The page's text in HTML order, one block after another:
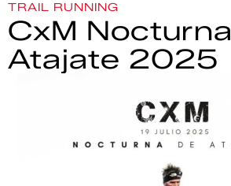
TRAIL RUNNING
CxM Nocturna
Atajate 2025